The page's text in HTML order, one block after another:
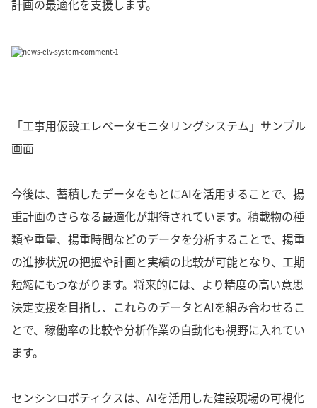
計画の最適化を支援します。
「工事用仮設エレベータモニタリングシステム」サンプル
画面
今後は、蓄積したデータをもとにAIを活用することで、揚
重計画のさらなる最適化が期待されています。積載物の種
類や重量、揚重時間などのデータを分析することで、揚重
の進捗状況の把握や計画と実績の比較が可能となり、工期
短縮にもつながります。将来的には、より精度の高い意思
決定支援を目指し、これらのデータとAIを組み合わせるこ
とで、稼働率の比較や分析作業の自動化も視野に入れてい
ます。
センシンロボティクスは、AIを活用した建設現場の可視化